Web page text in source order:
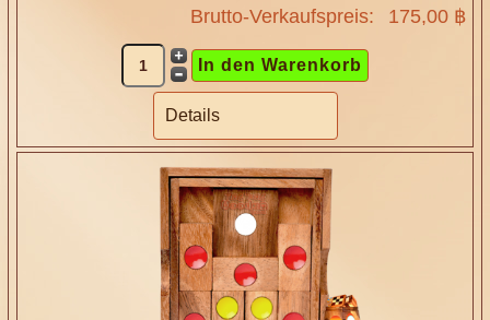
Brutto-Verkaufspreis: 175,00 ฿
Details